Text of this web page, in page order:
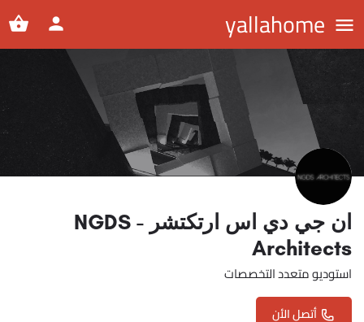
yallahome
ان جي دي اس ارتكتشر - NGDS
Architects
استوديو متعدد التخصصات
أتصل الأن